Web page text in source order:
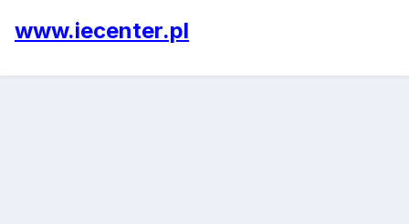
www.iecenter.pl